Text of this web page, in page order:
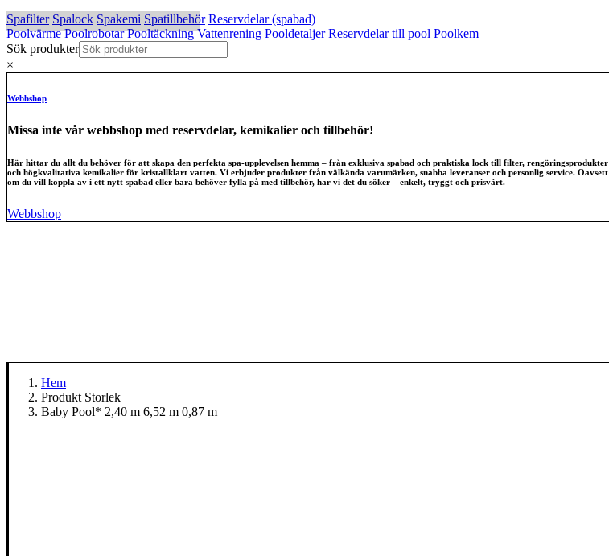
Spafilter Spalock Spakemi Spatillbehör Reservdelar (spabad)
Poolvärme Poolrobotar Pooltäckning Vattenrening Pooldetaljer Reservdelar till pool Poolkem
Sök produkter
×
Webbshop
Missa inte vår webbshop med reservdelar, kemikalier och tillbehör!
Här hittar du allt du behöver för att skapa den perfekta spa-upplevelsen hemma – från exklusiva spabad och praktiska lock till filter, rengöringsprodukter
och högkvalitativa kemikalier för kristallklart vatten. Vi erbjuder produkter från välkända varumärken, snabba leveranser och personlig service. Oavsett
om du vill koppla av i ett nytt spabad eller bara behöver fylla på med tillbehör, har vi det du söker – enkelt, tryggt och prisvärt.
Webbshop
Hem
Produkt Storlek
Baby Pool* 2,40 m 6,52 m 0,87 m